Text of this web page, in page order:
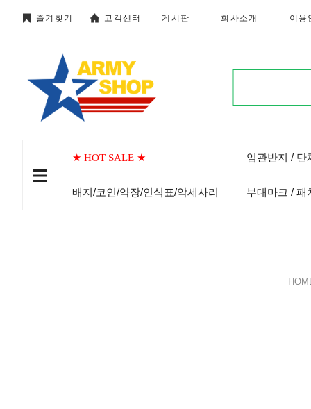
즐겨찾기 고객센터 게시판 회사소개 이용
★ HOT SALE ★
배지/코인/약장/인식표/악세사리
임관반지 / 단
부대마크 / 패